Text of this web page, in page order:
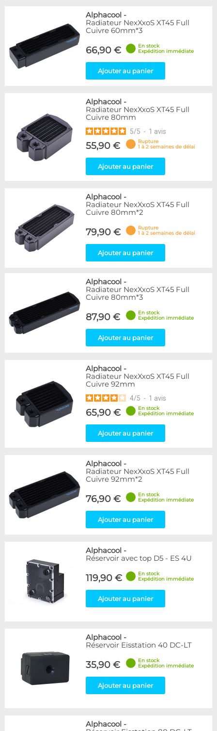
Alphacool -
Radiateur NexXxoS XT45 Full
Cuivre 60mm*3
66,90 €
En stock
Expédition immédiate
Ajouter au panier
Alphacool -
Radiateur NexXxoS XT45 Full
Cuivre 80mm
5/5 - 1 avis
55,90 €
Rupture
1 à 2 semaines de délai
Ajouter au panier
Alphacool -
Radiateur NexXxoS XT45 Full
Cuivre 80mm*2
79,90 €
Rupture
1 à 2 semaines de délai
Ajouter au panier
Alphacool -
Radiateur NexXxoS XT45 Full
Cuivre 80mm*3
87,90 €
En stock
Expédition immédiate
Ajouter au panier
Alphacool -
Radiateur NexXxoS XT45 Full
Cuivre 92mm
4/5 - 1 avis
65,90 €
En stock
Expédition immédiate
Ajouter au panier
Alphacool -
Radiateur NexXxoS XT45 Full
Cuivre 92mm*2
76,90 €
En stock
Expédition immédiate
Ajouter au panier
Alphacool -
Réservoir avec top D5 - ES 4U
119,90 €
En stock
Expédition immédiate
Ajouter au panier
Alphacool -
Réservoir Eisstation 40 DC-LT
35,90 €
En stock
Expédition immédiate
Ajouter au panier
Alphacool -